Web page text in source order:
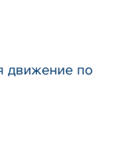
движение по